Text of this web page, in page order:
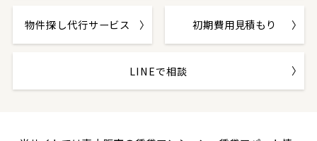
物件探し代行サービス 初期費用見積もり
LINEで相談